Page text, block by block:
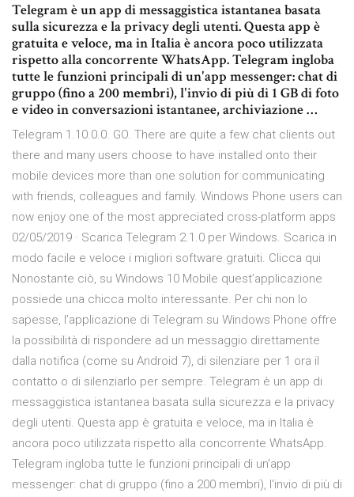
Telegram è un app di messaggistica istantanea basata
sulla sicurezza e la privacy degli utenti. Questa app è
gratuita e veloce, ma in Italia è ancora poco utilizzata
rispetto alla concorrente WhatsApp. Telegram ingloba
tutte le funzioni principali di un'app messenger: chat di
gruppo (fino a 200 membri), l'invio di più di 1 GB di foto
e video in conversazioni istantanee, archiviazione …
Telegram 1.10.0.0. GO. There are quite a few chat clients out
there and many users choose to have installed onto their
mobile devices more than one solution for communicating
with friends, colleagues and family. Windows Phone users can
now enjoy one of the most appreciated cross-platform apps
02/05/2019 · Scarica Telegram 2.1.0 per Windows. Scarica in
modo facile e veloce i migliori software gratuiti. Clicca qui
Nonostante ciò, su Windows 10 Mobile quest’applicazione
possiede una chicca molto interessante. Per chi non lo
sapesse, l’applicazione di Telegram su Windows Phone offre
la possibilità di rispondere ad un messaggio direttamente
dalla notifica (come su Android 7), di silenziare per 1 ora il
contatto o di silenziarlo per sempre. Telegram è un app di
messaggistica istantanea basata sulla sicurezza e la privacy
degli utenti. Questa app è gratuita e veloce, ma in Italia è
ancora poco utilizzata rispetto alla concorrente WhatsApp.
Telegram ingloba tutte le funzioni principali di un'app
messenger: chat di gruppo (fino a 200 membri), l'invio di più di